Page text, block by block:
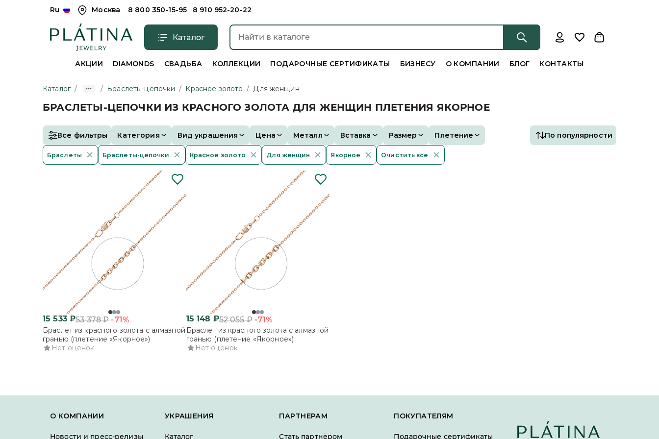
Ru Москва 8 800 350-15-95 8 910 952-20-22
Каталог
АКЦИИ DIAMONDS СВАДЬБА КОЛЛЕКЦИИ ПОДАРОЧНЫЕ СЕРТИФИКАТЫ БИЗНЕСУ О КОМПАНИИ БЛОГ КОНТАКТЫ
Каталог / / Браслеты-цепочки / Красное золото / Для женщин
БРАСЛЕТЫ-ЦЕПОЧКИ ИЗ КРАСНОГО ЗОЛОТА ДЛЯ ЖЕНЩИН ПЛЕТЕНИЯ ЯКОРНОЕ
Все фильтры Категория Вид украшения Цена Металл Вставка Размер Плетение По популярности
Браслеты Браслеты-цепочки Красное золото Для женщин Якорное Очистить все
15 533₽53 378₽ -71%
Браслет из красного золота с алмазной
гранью (плетение «Якорное»)
Нет оценок
15 148 ₽52 055₽ -71%
Браслет из красного золота с алмазной
гранью (плетение «Якорное»)
Нет оценок
О КОМПАНИИ
Новости и пресс-релизы
УКРАШЕНИЯ
Каталог
ПАРТНЕРАМ
Стать партнёром
ПОКУПАТЕЛЯМ
Подарочные сертификаты